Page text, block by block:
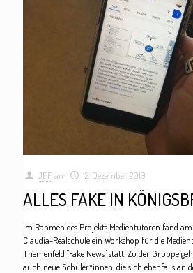
JFF am 12. Dezember 2019
ALLES FAKE IN
Im Rahmen des Projekts Medientutoren fand
Claudia-Realschule ein Workshop für die
Themenfeld "Fake News" statt. Zu der Gruppe
auch neue Schüler*innen, die sich ebenfalls an